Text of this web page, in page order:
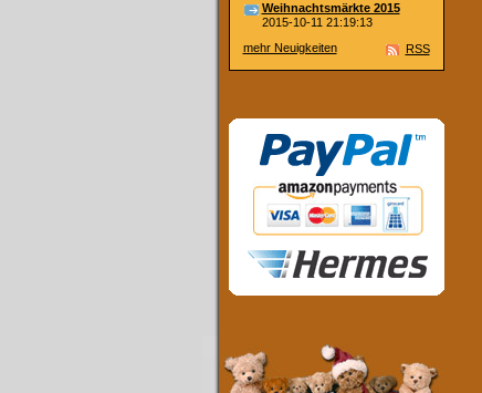
Weihnachtsmärkte 2015
2015-10-11 21:19:13
mehr Neuigkeiten
RSS